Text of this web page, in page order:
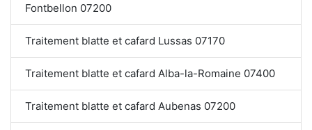
Fontbellon 07200
Traitement blatte et cafard Lussas 07170
Traitement blatte et cafard Alba-la-Romaine 07400
Traitement blatte et cafard Aubenas 07200